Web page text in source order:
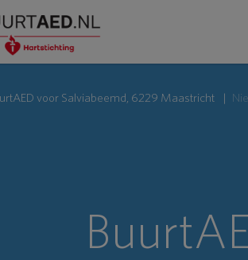
voor Salviabeemd, 6229 Maastricht